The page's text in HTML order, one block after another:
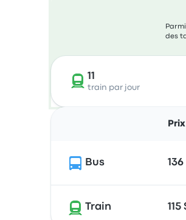
des
11
train par jour
Bus
Train